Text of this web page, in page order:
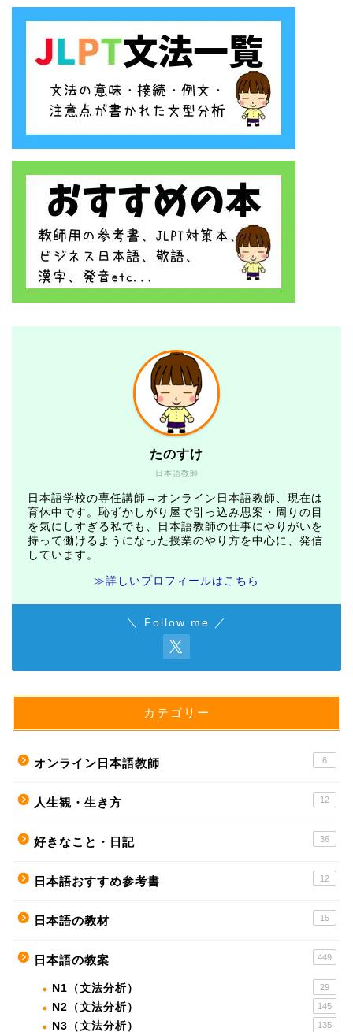
日本語教師
たのすけ
日本語学校の専任講師→オンライン日本語教師、現在は
育休中です。恥ずかしがり屋で引っ込み思案・周りの目
を気にしすぎる私でも、日本語教師の仕事にやりがいを
持って働けるようになった授業のやり方を中心に、発信
しています。
≫詳しいプロフィールはこちら
＼ Follow me ／
カテゴリー
オンライン日本語教師 6
人生観・生き方 12
好きなこと・日記 36
日本語おすすめ参考書 12
日本語の教材 15
日本語の教案 449
N1（文法分析） 29
N2（文法分析） 145
N3（文法分析） 135